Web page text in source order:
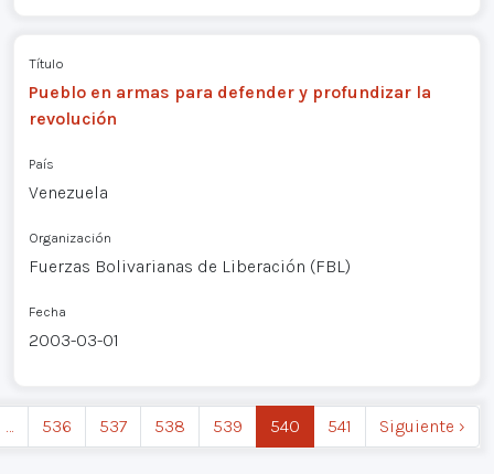
Título
Pueblo en armas para defender y profundizar la
revolución
País
Venezuela
Organización
Fuerzas Bolivarianas de Liberación (FBL)
Fecha
2003-03-01
… 536 537 538 539 540 541 Siguiente ›